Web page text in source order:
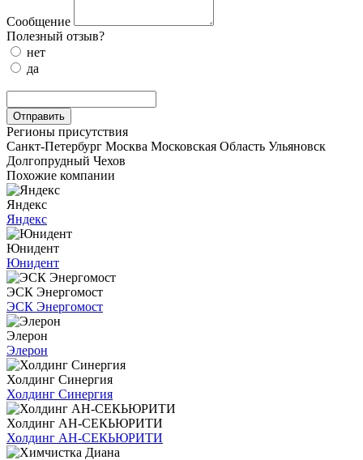
Сообщение
Полезный отзыв?
нет
да
Отправить
Регионы присутствия
Санкт-Петербург Москва Московская Область Ульяновск
Долгопрудный Чехов
Похожие компании
Яндекс
Яндекс
Юнидент
Юнидент
ЭСК Энергомост
ЭСК Энергомост
Элерон
Элерон
Холдинг Синергия
Холдинг Синергия
Холдинг АН-СЕКЬЮРИТИ
Холдинг АН-СЕКЬЮРИТИ